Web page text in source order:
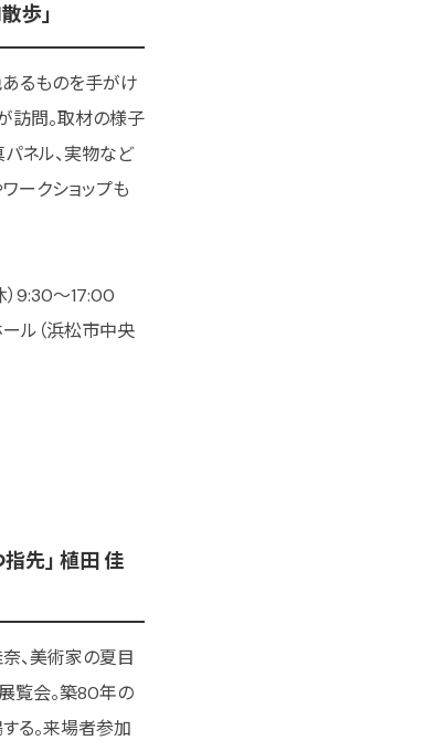
歩」
るものを手がけ
訪問。取材の様子
ネル、実物など
ークショップも
）9:30～17:00
ール（浜松市中央
指先」 植田 佳
、美術家の夏目
展覧会。築80年の
る。来場者参加